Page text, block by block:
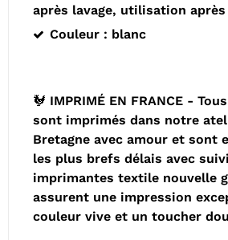
après lavage, utilisation
Couleur : blanc
🐓 IMPRIMÉ EN FRANCE -
sont imprimés dans notre
Bretagne avec amour et sont
les plus brefs délais avec
imprimantes textile nouvelle
assurent une impression
couleur vive et un toucher